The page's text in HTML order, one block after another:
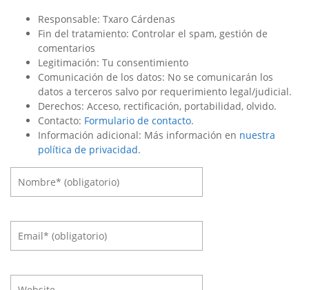
Responsable: Txaro Cárdenas
Fin del tratamiento: Controlar el spam, gestión de
comentarios
Legitimación: Tu consentimiento
Comunicación de los datos: No se comunicarán los
datos a terceros salvo por requerimiento legal/judicial.
Derechos: Acceso, rectificación, portabilidad, olvido.
Contacto: Formulario de contacto.
Información adicional: Más información en nuestra
política de privacidad.